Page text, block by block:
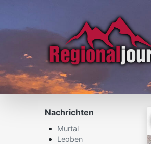
Nachrichten
Murtal
Leoben